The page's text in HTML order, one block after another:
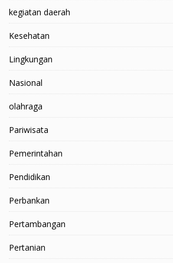
kegiatan daerah
Kesehatan
Lingkungan
Nasional
olahraga
Pariwisata
Pemerintahan
Pendidikan
Perbankan
Pertambangan
Pertanian